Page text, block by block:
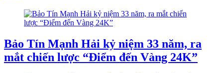
Bảo Tín Mạnh Hải kỷ niệm 33 năm, ra
mắt chiến lược “Điểm đến Vàng 24K”